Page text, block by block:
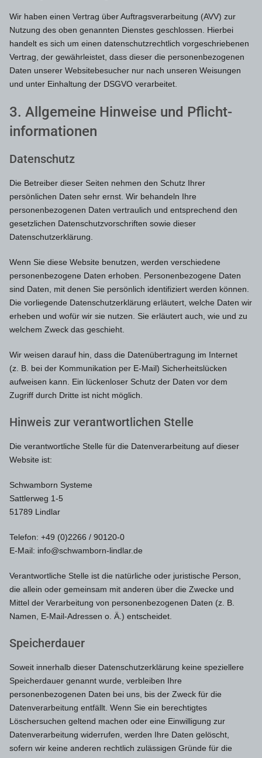
Wir haben einen Vertrag über Auftragsverarbeitung (AVV) zur
Nutzung des oben genannten Dienstes geschlossen. Hierbei
handelt es sich um einen datenschutzrechtlich vorgeschriebenen
Vertrag, der gewährleistet, dass dieser die personenbezogenen
Daten unserer Websitebesucher nur nach unseren Weisungen
und unter Einhaltung der DSGVO verarbeitet.
3. Allgemeine Hinweise und Pflicht­
informationen
Datenschutz
Die Betreiber dieser Seiten nehmen den Schutz Ihrer
persönlichen Daten sehr ernst. Wir behandeln Ihre
personenbezogenen Daten vertraulich und entsprechend den
gesetzlichen Datenschutzvorschriften sowie dieser
Datenschutzerklärung.
Wenn Sie diese Website benutzen, werden verschiedene
personenbezogene Daten erhoben. Personenbezogene Daten
sind Daten, mit denen Sie persönlich identifiziert werden können.
Die vorliegende Datenschutzerklärung erläutert, welche Daten wir
erheben und wofür wir sie nutzen. Sie erläutert auch, wie und zu
welchem Zweck das geschieht.
Wir weisen darauf hin, dass die Datenübertragung im Internet
(z. B. bei der Kommunikation per E-Mail) Sicherheitslücken
aufweisen kann. Ein lückenloser Schutz der Daten vor dem
Zugriff durch Dritte ist nicht möglich.
Hinweis zur verantwortlichen Stelle
Die verantwortliche Stelle für die Datenverarbeitung auf dieser
Website ist:
Schwamborn Systeme
Sattlerweg 1-5
51789 Lindlar
Telefon: +49 (0)2266 / 90120-0
E-Mail: info@schwamborn-lindlar.de
Verantwortliche Stelle ist die natürliche oder juristische Person,
die allein oder gemeinsam mit anderen über die Zwecke und
Mittel der Verarbeitung von personenbezogenen Daten (z. B.
Namen, E-Mail-Adressen o. Ä.) entscheidet.
Speicherdauer
Soweit innerhalb dieser Datenschutzerklärung keine speziellere
Speicherdauer genannt wurde, verbleiben Ihre
personenbezogenen Daten bei uns, bis der Zweck für die
Datenverarbeitung entfällt. Wenn Sie ein berechtigtes
Löschersuchen geltend machen oder eine Einwilligung zur
Datenverarbeitung widerrufen, werden Ihre Daten gelöscht,
sofern wir keine anderen rechtlich zulässigen Gründe für die